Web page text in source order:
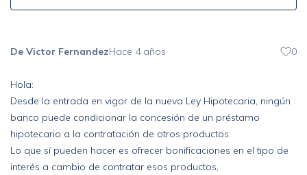
De Victor FernandezHace 4 años 0
Hola:
Desde la entrada en vigor de la nueva Ley Hipotecaria, ningún
banco puede condicionar la concesión de un préstamo
hipotecario a la contratación de otros productos.
Lo que sí pueden hacer es ofrecer bonificaciones en el tipo de
interés a cambio de contratar esos productos,